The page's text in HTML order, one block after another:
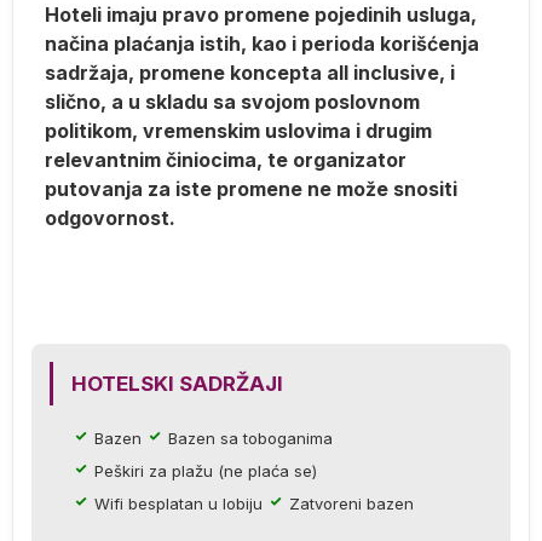
Hoteli imaju pravo promene pojedinih usluga,
načina plaćanja istih, kao i perioda korišćenja
sadržaja, promene koncepta all inclusive, i
slično, a u skladu sa svojom poslovnom
politikom, vremenskim uslovima i drugim
relevantnim činiocima, te organizator
putovanja za iste promene ne može snositi
odgovornost.
HOTELSKI SADRŽAJI
Bazen
Bazen sa toboganima
Peškiri za plažu (ne plaća se)
Wifi besplatan u lobiju
Zatvoreni bazen